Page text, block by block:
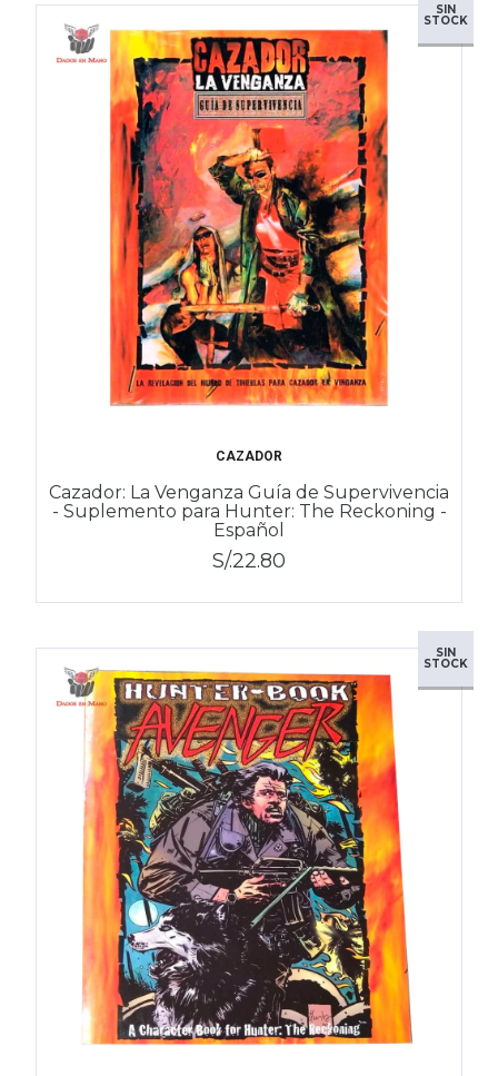
SIN
STOCK
CAZADOR
Cazador: La Venganza Guía de Supervivencia
- Suplemento para Hunter: The Reckoning -
Español
S/.22.80
SIN
STOCK